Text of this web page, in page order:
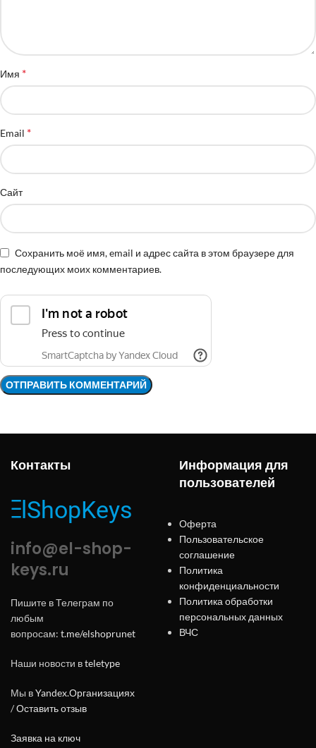
Имя *
Email *
Сайт
Сохранить моё имя, email и адрес сайта в этом браузере для
последующих моих комментариев.
Контакты
info@el-shop-
keys.ru
Пишите в Телеграм по
любым
вопросам: t.me/elshoprunet
Наши новости вteletype
Мы вYandex.Организациях
/Оставить отзыв
Заявка на ключ
Информация для
пользователей
Оферта
Пользовательское
соглашение
Политика
конфиденциальности
Политика обработки
персональных данных
ВЧС